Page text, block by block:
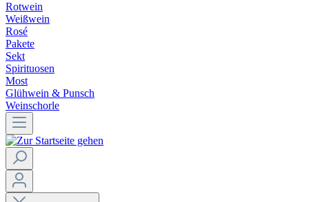
Rotwein
Weißwein
Rosé
Pakete
Sekt
Spirituosen
Most
Glühwein & Punsch
Weinschorle